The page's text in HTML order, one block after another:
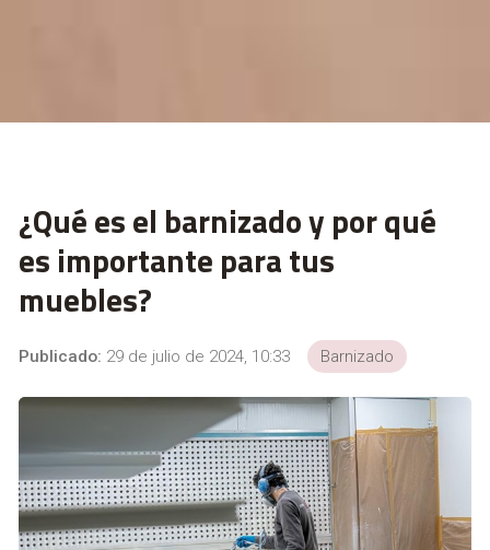
¿Qué es el barnizado y por qué
es importante para tus
muebles?
Publicado: 29 de julio de 2024, 10:33 Barnizado